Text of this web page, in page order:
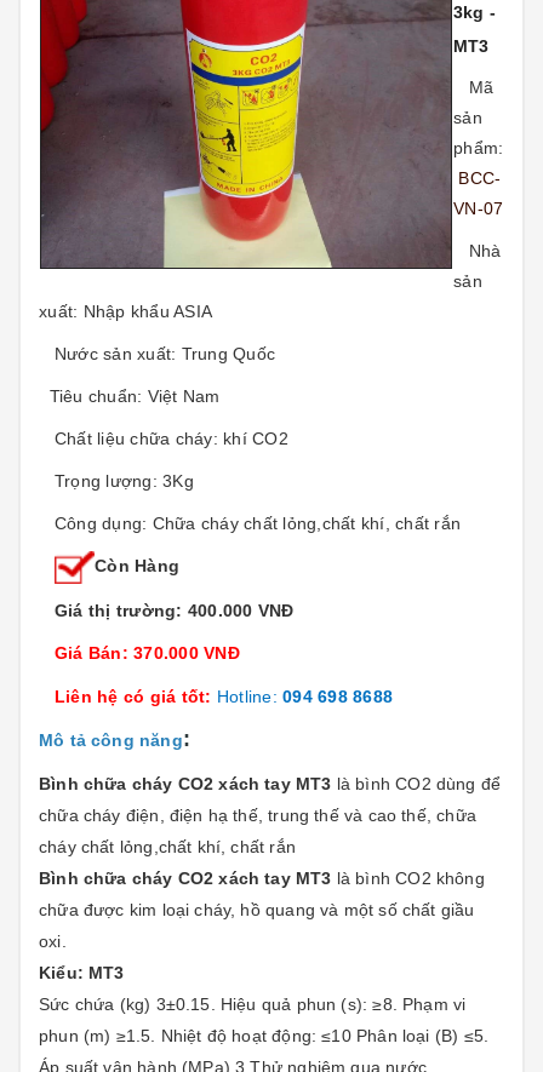
3kg -
MT3
Mã
sản
phẩm:
BCC-
VN-07
Nhà
sản
xuất: Nhập khẩu ASIA
Nước sản xuất: Trung Quốc
Tiêu chuẩn: Việt Nam
Chất liệu chữa cháy: khí CO2
Trọng lượng: 3Kg
Công dụng: Chữa cháy chất lỏng,chất khí, chất rắn
Còn Hàng
Giá thị trường: 400.000 VNĐ
Giá Bán: 370.000 VNĐ
Liên hệ có giá tốt: Hotline: 094 698 8688
Mô tả công năng:
Bình chữa cháy CO2 xách tay MT3 là bình CO2 dùng để
chữa cháy điện, điện hạ thế, trung thế và cao thế,chữa
cháy chất lỏng,chất khí, chất rắn
Bình chữa cháy CO2 xách tay MT3 là bình CO2 không
chữa được kim loại cháy, hồ quang và một số chất giầu
oxi.
Kiểu: MT3
Sức chứa (kg) 3±0.15. Hiệu quả phun (s): ≥8. Phạm vi
phun (m) ≥1.5. Nhiệt độ hoạt động: ≤10 Phân loại (B) ≤5.
Áp suất vận hành (MPa) 3.Thử nghiệm qua nước